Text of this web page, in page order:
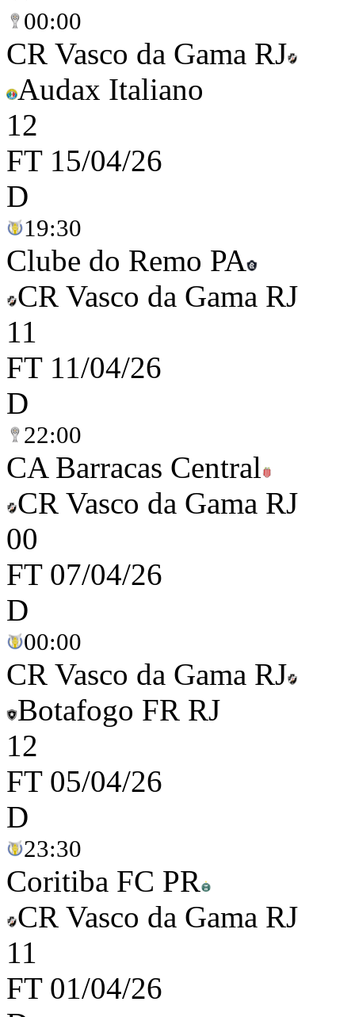
00:00
CR Vasco da Gama RJ
Audax Italiano
12
FT 15/04/26
D
19:30
Clube do Remo PA
CR Vasco da Gama RJ
11
FT 11/04/26
D
22:00
CA Barracas Central
CR Vasco da Gama RJ
00
FT 07/04/26
D
00:00
CR Vasco da Gama RJ
Botafogo FR RJ
12
FT 05/04/26
D
23:30
Coritiba FC PR
CR Vasco da Gama RJ
11
FT 01/04/26